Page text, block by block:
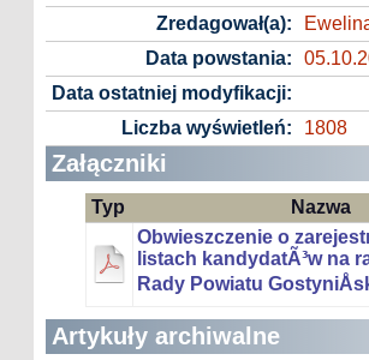
Zredagował(a):
Data powstania:
Data ostatniej modyfikacji:
Liczba wyświetleń:
1808
Załączniki
Typ Nazwa
Obwieszczenie o
listach kandydatÃ³w na
Rady Powiatu
Artykuły archiwalne